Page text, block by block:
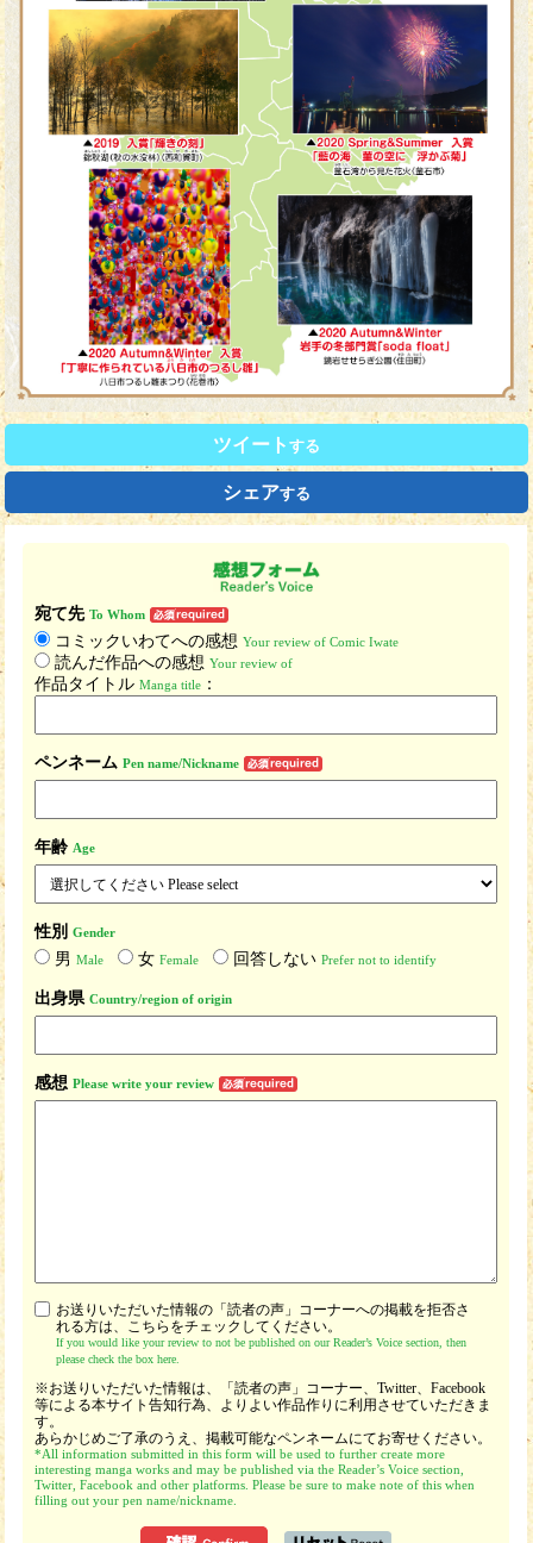
ツイート する
シェアする